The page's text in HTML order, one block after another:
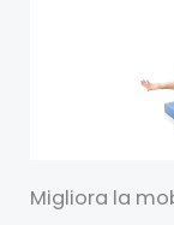
Migliora la